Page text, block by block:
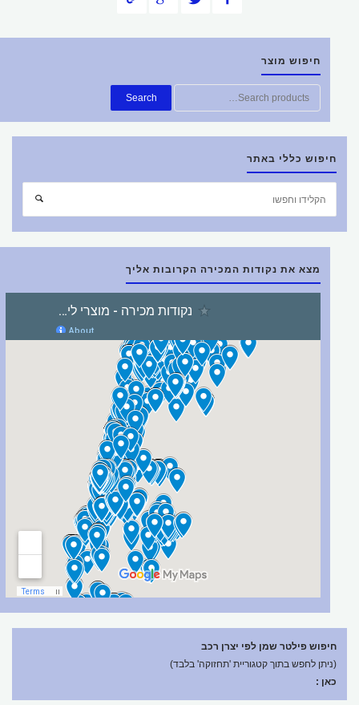
חיפוש מוצר
חפש
את:
Search
חיפוש כללי באתר
חיפוש
מצא את נקודות המכירה הקרובות אליך
חיפוש פילטר שמן לפי יצרן רכב
(ניתן לחפש בתוך קטגוריית 'תחזוקה' בלבד)
כאן :